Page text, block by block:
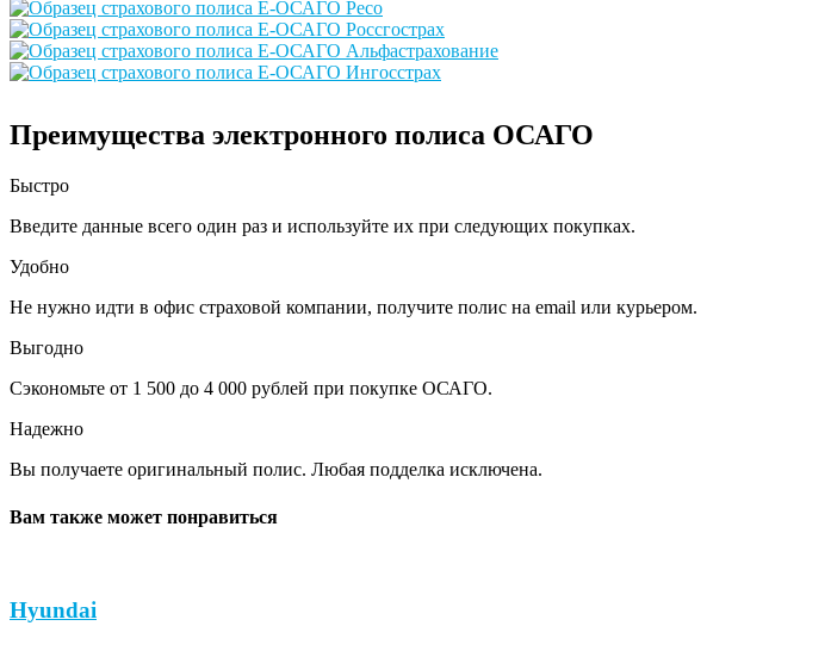
Преимущества электронного полиса ОСАГО
Быстро
Введите данные всего один раз и используйте их при следующих покупках.
Удобно
Не нужно идти в офис страховой компании, получите полис на email или курьером.
Выгодно
Сэкономьте от 1 500 до 4 000 рублей при покупке ОСАГО.
Надежно
Вы получаете оригинальный полис. Любая подделка исключена.
Вам также может понравиться
Hyundai